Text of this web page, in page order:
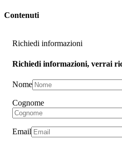
Contenuti
Richiedi informazioni
Richiedi informazioni, verrai
Nome
Cognome
Email